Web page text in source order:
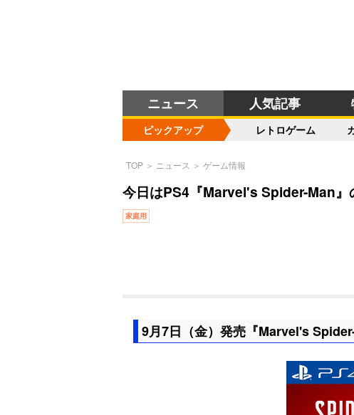
ニュース 人気記事
ピックアップ レトロゲーム
TOP ＞ ニュース ＞ ゲーム情報
今日はPS4『Marvel's Spider-Man』
家庭用
9月7日（金）発売『Marvel's